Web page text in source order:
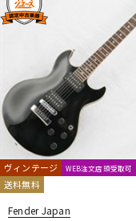
キーボード
管楽器
アンプ
ヴィンテージ WEB注文店頭受取可
送料無料
Fender Japan